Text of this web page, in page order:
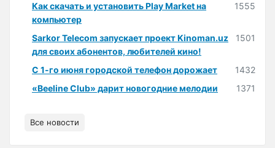
Как скачать и установить Play Market на
компьютер
1555
Sarkor Telecom запускает проект Kinoman.uz
для своих абонентов, любителей кино!
1501
С 1-го июня городской телефон дорожает
1432
«Beeline Club» дарит новогодние мелодии
1371
Все новости